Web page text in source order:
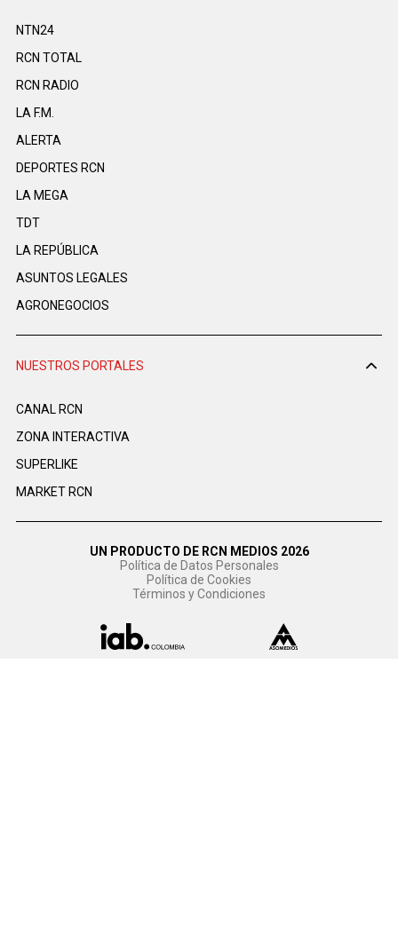
NTN24
RCN TOTAL
RCN RADIO
LA F.M.
ALERTA
DEPORTES RCN
LA MEGA
TDT
LA REPÚBLICA
ASUNTOS LEGALES
AGRONEGOCIOS
NUESTROS PORTALES
CANAL RCN
ZONA INTERACTIVA
SUPERLIKE
MARKET RCN
UN PRODUCTO DE RCN MEDIOS 2026
Política de Datos Personales
Política de Cookies
Términos y Condiciones